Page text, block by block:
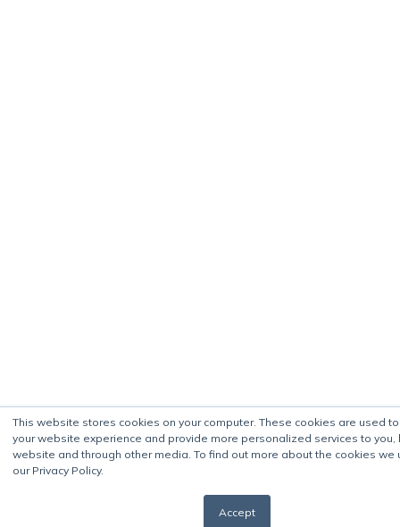
This website stores cookies on your computer. These cookies are used
your website experience and provide more personalized services to you,
website and through other media. To find out more about the cookies we
our Privacy Policy.
Accept